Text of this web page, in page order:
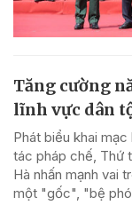
Tăng cường
lĩnh vực dân
Phát biểu khai
tác pháp chế, Thứ
Hà nhấn mạnh vai
một "gốc", "bệ